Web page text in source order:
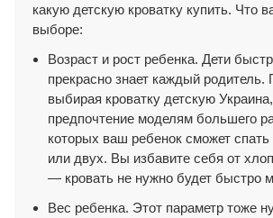
какую детскую кроватку купить. Что
выборе:
Возраст и рост ребенка. Дети
прекрасно знает каждый родитель.
выбирая кроватку детскую
предпочтение моделям большего
которых ваш ребенок сможет
или двух. Вы избавите себя от
— кровать не нужно будет быстро
Вес ребенка. Этот параметр тоже